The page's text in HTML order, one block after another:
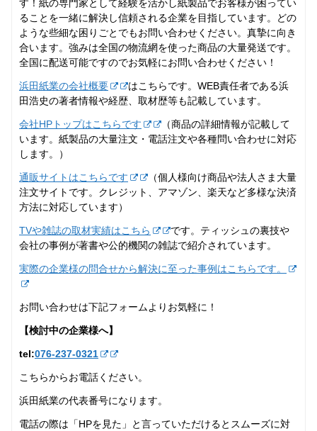
す！紙の専門家として経験を活かし紙製品でお客様が困ってい
ることを一緒に解決し信頼される企業を目指しています。どの
ような些細な困りごとでもお問い合わせください。真摯に向き
合います。強みは全国の物流網を使った商品の大量発送です。
全国に配送可能ですのでお気軽にお問い合わせください！
浜田紙業の会社概要
はこちらです。WEB責任者である浜
田浩史の著者情報や経歴、取材歴等も記載しています。
会社HPトップはこちらです
（商品の詳細情報が記載して
います。紙製品の大量注文・電話注文や各種問い合わせに対応
します。）
通販サイトはこちらです
（個人様向け商品や法人さま大量
注文サイトです。クレジット、アマゾン、楽天など多様な決済
方法に対応しています）
TVや雑誌の取材実績はこちら
です。ティッシュの裏技や
会社の事例が著書や公的機関の雑誌で紹介されています。
実際の企業様の問合せから解決に至った事例はこちらです。
お問い合わせは下記フォームよりお気軽に！
【検討中の企業様へ】
tel:076-237‐0321
こちらからお電話ください。
浜田紙業の代表番号になります。
電話の際は「HPを見た」と言っていただけるとスムーズに対